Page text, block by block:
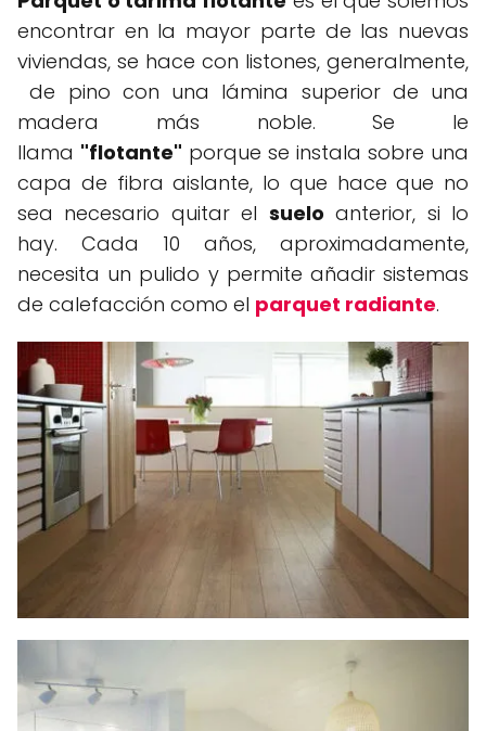
encontrar en la mayor parte de las nuevas
viviendas, se hace con listones, generalmente,
de pino con una lámina superior de una
madera más noble. Se le
llama "flotante" porque se instala sobre una
capa de fibra aislante, lo que hace que no
sea necesario quitar el suelo anterior, si lo
hay. Cada 10 años, aproximadamente,
necesita un pulido y permite añadir sistemas
de calefacción como el parquet radiante.